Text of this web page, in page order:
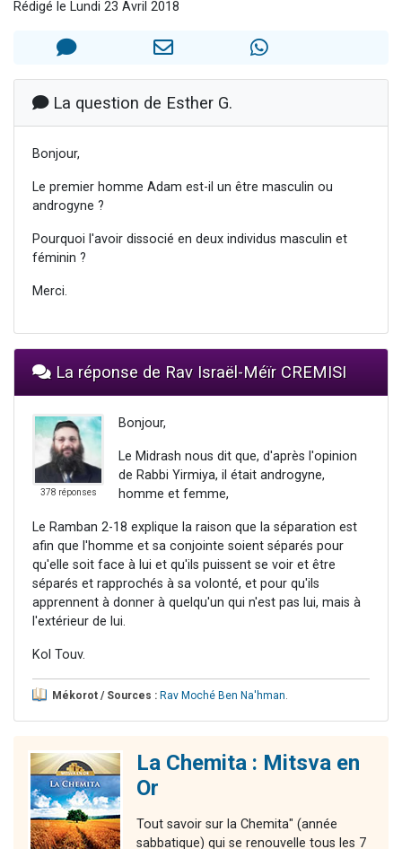
2 nouvelles musiques dans Torah-Box Music
4 personnes viennent de nous rejoindre sur WhatsApp
Rédigé le Lundi 23 Avril 2018
La question de Esther G.
Bonjour,
Le premier homme Adam est-il un être masculin ou
androgyne ?
Pourquoi l'avoir dissocié en deux individus masculin et
féminin ?
Merci.
La réponse de Rav Israël-Méïr CREMISI
378 réponses
Bonjour,
Le Midrash nous dit que, d'après l'opinion
de Rabbi Yirmiya, il était androgyne,
homme et femme,
Le Ramban 2-18 explique la raison que la séparation est
afin que l'homme et sa conjointe soient séparés pour
qu'elle soit face à lui et qu'ils puissent se voir et être
séparés et rapprochés à sa volonté, et pour qu'ils
apprennent à donner à quelqu'un qui n'est pas lui, mais à
l'extérieur de lui.
Kol Touv.
Mékorot / Sources : Rav Moché Ben Na'hman.
La Chemita : Mitsva en
Or
Tout savoir sur la Chemita" (année
sabbatique) qui se renouvelle tous les 7